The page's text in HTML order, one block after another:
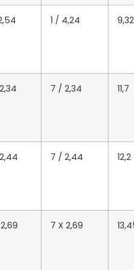
1 / 4,24 9,32
7 / 2,34 11,7
7 / 2,44 12,2
7 X 2,69